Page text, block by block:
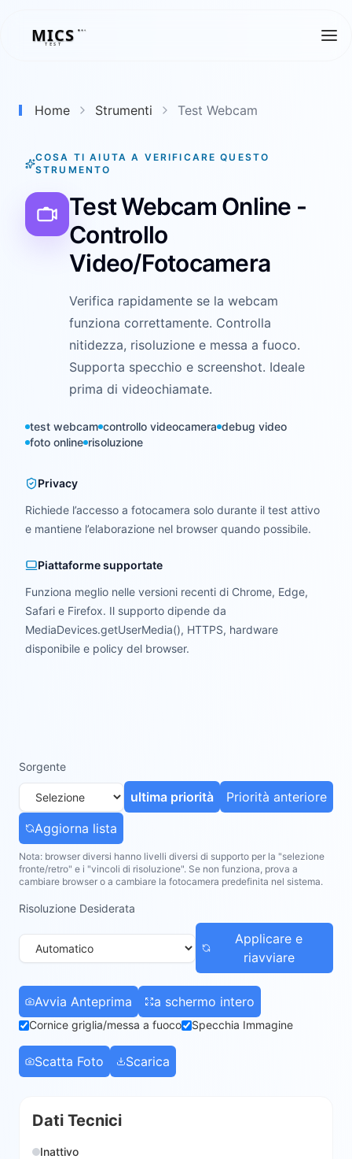
MICS
MICS
TEST
Home Strumenti Test Webcam
COSA TI AIUTA A VERIFICARE QUESTO
STRUMENTO
Test Webcam Online -
Controllo
Video/Fotocamera
Verifica rapidamente se la webcam
funziona correttamente. Controlla
nitidezza, risoluzione e messa a fuoco.
Supporta specchio e screenshot. Ideale
prima di videochiamate.
test webcam controllo videocamera debug video
foto online risoluzione
Privacy
Richiede l’accesso a fotocamera solo durante il test attivo
e mantiene l’elaborazione nel browser quando possibile.
Piattaforme supportate
Funziona meglio nelle versioni recenti di Chrome, Edge,
Safari e Firefox. Il supporto dipende da
MediaDevices.getUserMedia(), HTTPS, hardware
disponibile e policy del browser.
Sorgente
ultima priorità
Priorità anteriore
Aggiorna lista
Nota: browser diversi hanno livelli diversi di supporto per la "selezione
fronte/retro" e i "vincoli di risoluzione". Se non funziona, prova a
cambiare browser o a cambiare la fotocamera predefinita nel sistema.
Risoluzione Desiderata
Applicare e
riavviare
Avvia Anteprima a schermo intero
Cornice griglia/messa a fuoco Specchia Immagine
Scatta Foto Scarica
Dati Tecnici
Inattivo